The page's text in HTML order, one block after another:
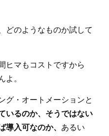
どのようなものか試して
ヒマもコストですから
よ。
グ・オートメーションと
いるのか、そうではない
導入可なのか、 あるい